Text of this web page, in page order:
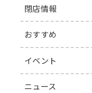
閉店情報
おすすめ
イベント
ニュース